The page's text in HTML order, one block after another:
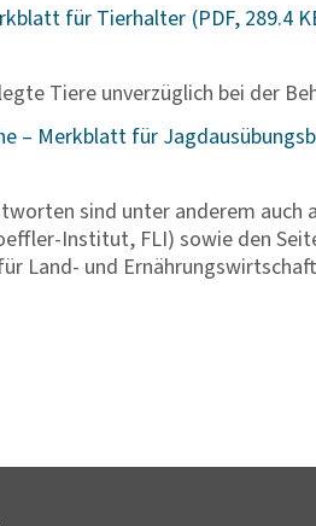
für Tier­halter
Tiere unverzüglich bei der
– Merk­blatt für
sind unter anderem auch
Institut, FLI) sowie den
Land- und